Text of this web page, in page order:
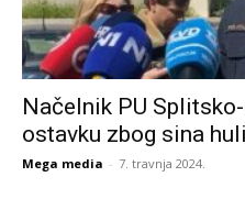
Načelnik PU
ostavku zbog sina
Mega media - 7. travnja 2024.